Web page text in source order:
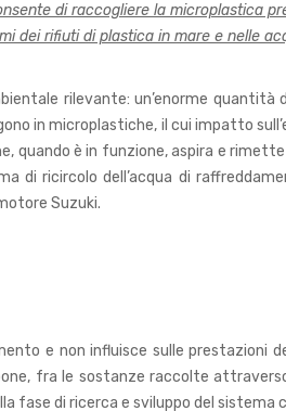
di raccogliere la microplastica
dei rifiuti di plastica in mare e nelle
rilevante: un’enorme
in microplastiche, il cui impatto
è in funzione, aspira e
di ricircolo dell’acqua di
Suzuki.
e non influisce sulle
fra le sostanze raccolte
di ricerca e sviluppo del sistema